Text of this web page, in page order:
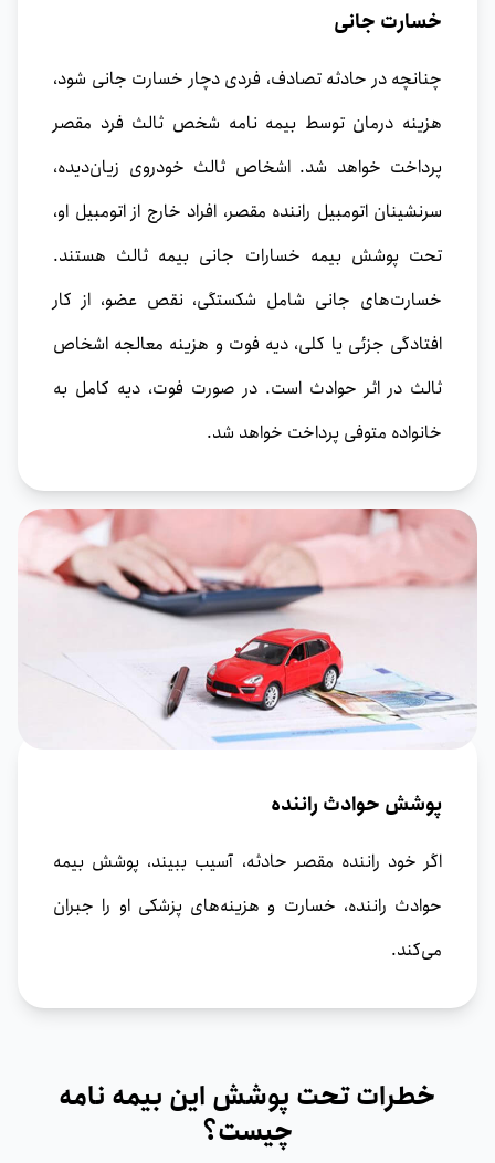
خسارت جانی
چنانچه در حادثه تصادف، فردی دچار خسارت جانی شود،
هزینه درمان توسط بیمه نامه شخص ثالث فرد مقصر
پرداخت خواهد شد. اشخاص ثالث خودروی زیان‌دیده،
سرنشینان اتومبیل راننده مقصر، افراد خارج از اتومبیل او،
تحت پوشش بیمه خسارات جانی بیمه ثالث هستند.
خسارت‌های جانی شامل شکستگی، نقص عضو، از کار
افتادگی جزئی یا کلی، دیه فوت و هزینه معالجه اشخاص
ثالث در اثر حوادث است. در صورت فوت، دیه کامل به
خانواده‌ متوفی پرداخت خواهد شد.
پوشش حوادث راننده
اگر خود راننده مقصر حادثه، آسیب‌ ببیند، پوشش بیمه
حوادث راننده، خسارت و هزینه‌های پزشکی او را جبران
می‌کند.
خطرات تحت پوشش این بیمه نامه
چیست؟